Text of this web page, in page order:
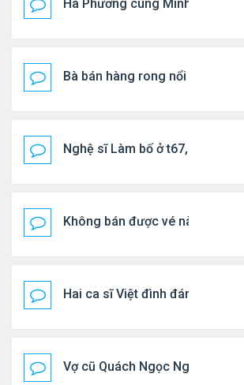
Hà Phương cùng Minh Tuyết đi
Bà bán hàng rong nổi tiếng bị
Nghệ sĩ Làm bố ở t67, mê
Không bán được vé nào, 1 phim
Hai ca sĩ Việt đình đám không
Vợ cũ Quách Ngọc Ngoan: